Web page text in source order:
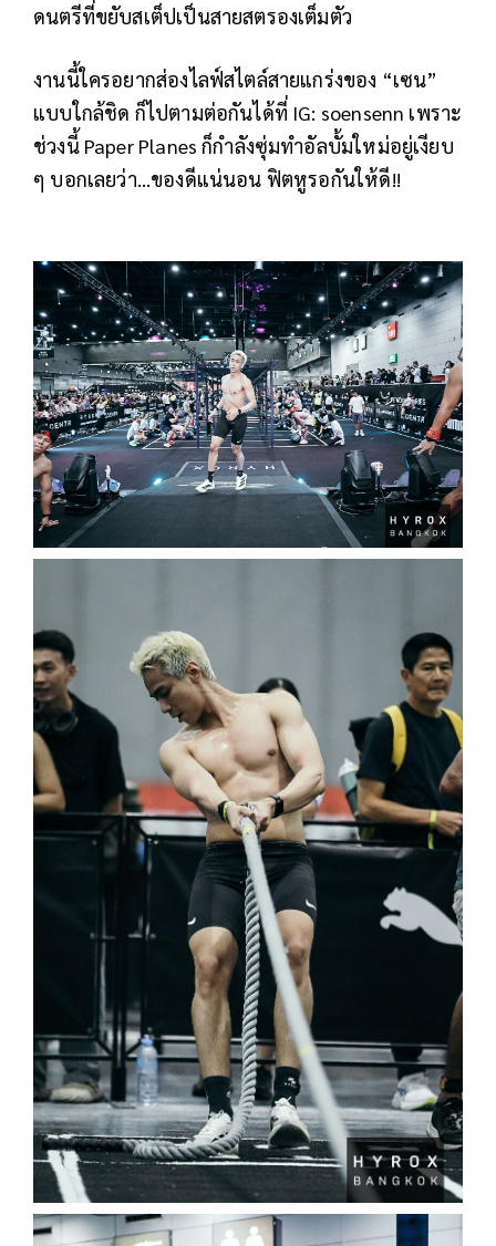
ดนตรีที่ขยับสเต็ปเป็นสายสตรองเต็มตัว
งานนี้ใครอยากส่องไลฟ์สไตล์สายแกร่งของ “เซน”
แบบใกล้ชิด ก็ไปตามต่อกันได้ที่ IG: soensenn เพราะ
ช่วงนี้ Paper Planes ก็กำลังซุ่มทำอัลบั้มใหม่อยู่เงียบ
ๆ บอกเลยว่า…ของดีแน่นอน ฟิตหูรอกันให้ดี!!